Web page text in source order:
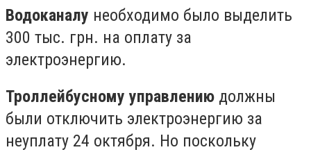
Водоканалу необходимо было выделить
300 тыс. грн. на оплату за
электроэнергию.
Троллейбусному управлению должны
были отключить электроэнергию за
неуплату 24 октября. Но поскольку